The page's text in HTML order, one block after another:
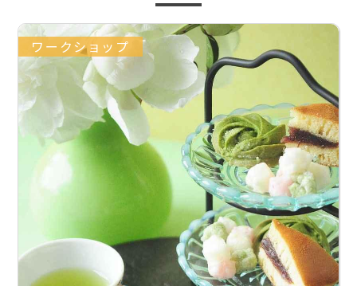
ワークショップ